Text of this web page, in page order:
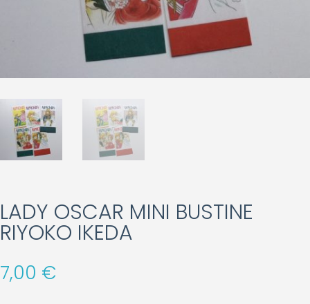
LADY OSCAR MINI BUSTINE
RIYOKO IKEDA
7,00 €